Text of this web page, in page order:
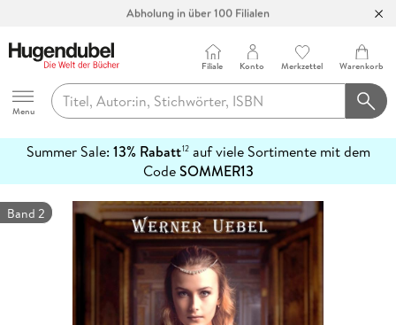
Abholung in über 100 Filialen
Hugendubel
Menu
Filiale Konto Merkzettel Warenkorb
Summer Sale: 13% Rabatt12auf viele Sortimente mit dem
CodeSOMMER13
erfahren
Band 2